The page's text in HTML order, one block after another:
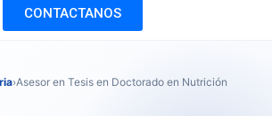
CONTACTANOS
›Asesor en Tesis en Doctorado en Nutrición